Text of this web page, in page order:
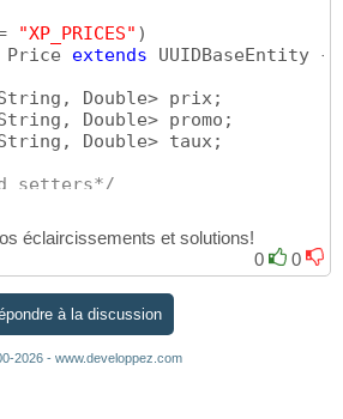
"XP_PRICES" )
Price extends UUIDBaseEntity {
Double> taux;
setters*/
éclaircissements et solutions!
0
0
à la discussion
2026 - www.developpez.com